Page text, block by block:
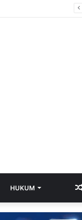
HUKUM